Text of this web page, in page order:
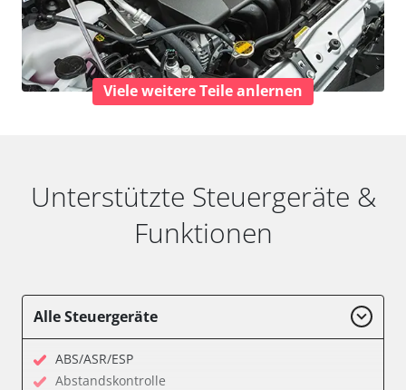
Viele weitere Teile anlernen
Unterstützte Steuergeräte &
Funktionen
Alle Steuergeräte
ABS/ASR/ESP
Abstandskontrolle